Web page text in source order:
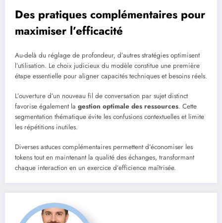
Des pratiques complémentaires pour
maximiser l’efficacité
Au-delà du réglage de profondeur, d’autres stratégies optimisent
l’utilisation. Le choix judicieux du modèle constitue une première
étape essentielle pour aligner capacités techniques et besoins réels.
L’ouverture d’un nouveau fil de conversation par sujet distinct
favorise également la gestion optimale des ressources. Cette
segmentation thématique évite les confusions contextuelles et limite
les répétitions inutiles.
Diverses astuces complémentaires permettent d’économiser les
tokens tout en maintenant la qualité des échanges, transformant
chaque interaction en un exercice d’efficience maîtrisée.